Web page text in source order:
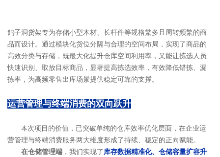
鸽子洞货架专为存储小型木材、长杆件等规格繁多且周转频繁的商
品而设计。通过模块化货位分隔与合理的空间布局，实现了商品的
高效分类与存储，既最大化提升仓库空间利用率，又能让拣选人员
快速识别、取放目标商品，显著提高拣选效率，有效降低错拣、漏
拣率，为高频零售出库场景提供稳定可靠的支撑。
运营管理与终端消费的双向跃升
本次项目的价值，已突破单纯的仓库效率优化层面，在企业运
营管理与终端消费服务两大维度形成了持续、稳定的正向赋能。
在仓储管理端，我们实现了 库存数据精准化、仓储容量扩容升